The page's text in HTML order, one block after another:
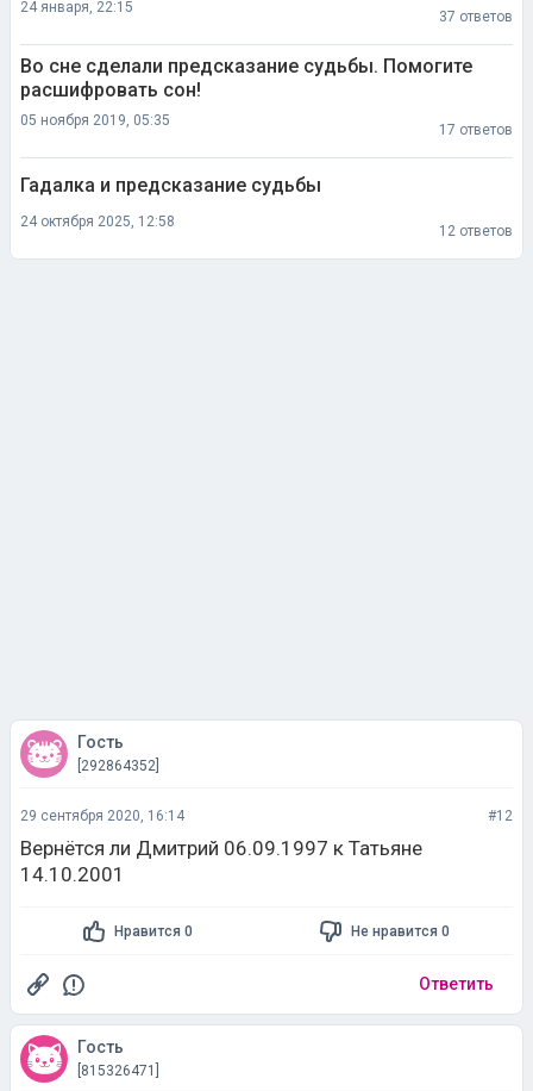
24 января, 22:15
37 ответов
Во сне сделали предсказание судьбы. Помогите
расшифровать сон!
05 ноября 2019, 05:35
17 ответов
Гадалка и предсказание судьбы
24 октября 2025, 12:58
12 ответов
Гость
[292864352]
29 сентября 2020, 16:14 #12
Вернётся ли Дмитрий 06.09.1997 к Татьяне
14.10.2001
Нравится 0 Не нравится 0
Ответить
Гость
[815326471]